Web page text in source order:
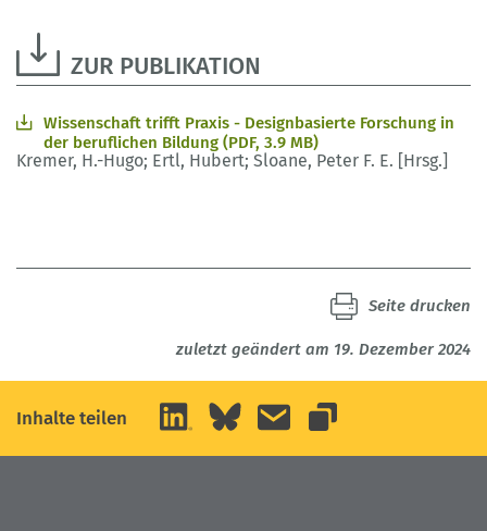
ZUR PUBLIKATION
Wissenschaft trifft Praxis - Designbasierte Forschung in
der beruflichen Bildung (PDF, 3.9 MB)
Kremer, H.-Hugo; Ertl, Hubert; Sloane, Peter F. E. [Hrsg.]
zuletzt geändert am 19. Dezember 2024
Seite drucken
Inhalte teilen LinkedInBlueskyE-Mail
Link kopieren